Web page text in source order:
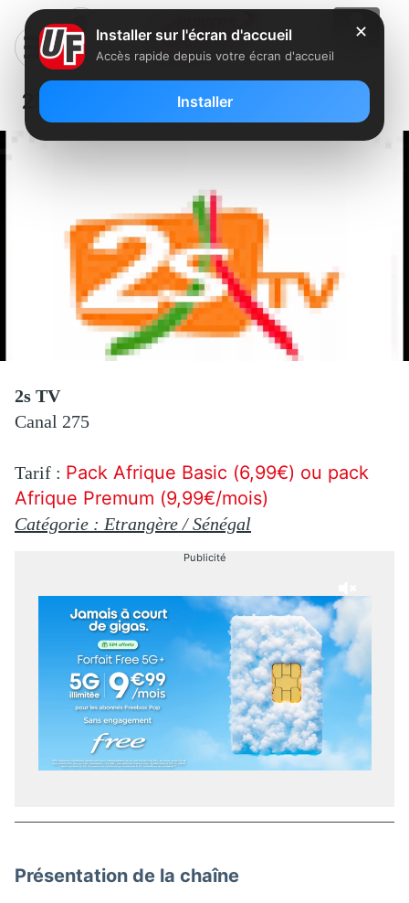
275 – 2S TV
2s TV
Canal 275
Tarif : Pack Afrique Basic (6,99€) ou pack
Afrique Premum (9,99€/mois)
Catégorie : Etrangère / Sénégal
Publicité
Présentation de la chaîne
✕
Installer sur l'écran d'accueil
Accès rapide depuis votre écran d'accueil
Installer